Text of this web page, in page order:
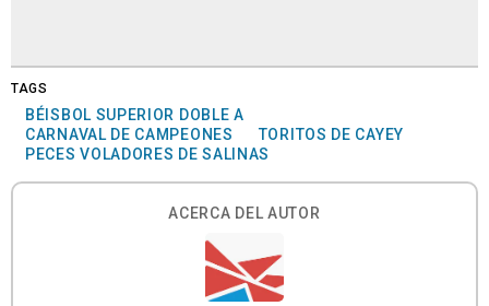
TAGS
BÉISBOL SUPERIOR DOBLE A
CARNAVAL DE CAMPEONES
TORITOS DE CAYEY
PECES VOLADORES DE SALINAS
ACERCA DEL AUTOR